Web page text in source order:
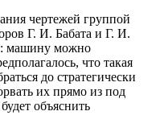
чертежей группой
Г. И. Бабата и Г. И.
машину можно
что такая
до стратегически
их прямо из под
объяснить